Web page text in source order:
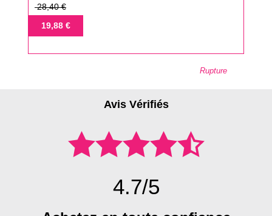
Prix
base
28,40 €
Prix19,88 €
Rupture
Avis Vérifiés
4.7/5